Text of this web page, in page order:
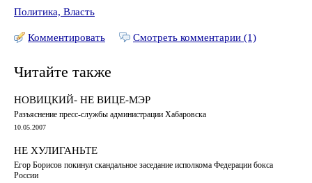
Политика, Власть
Комментировать Смотреть комментарии (1)
Читайте также
НОВИЦКИЙ- НЕ ВИЦЕ-МЭР
Разъяснение пресс-службы администрации Хабаровска
10.05.2007
НЕ ХУЛИГАНЬТЕ
Егор Борисов покинул скандальное заседание исполкома Федерации бокса
России